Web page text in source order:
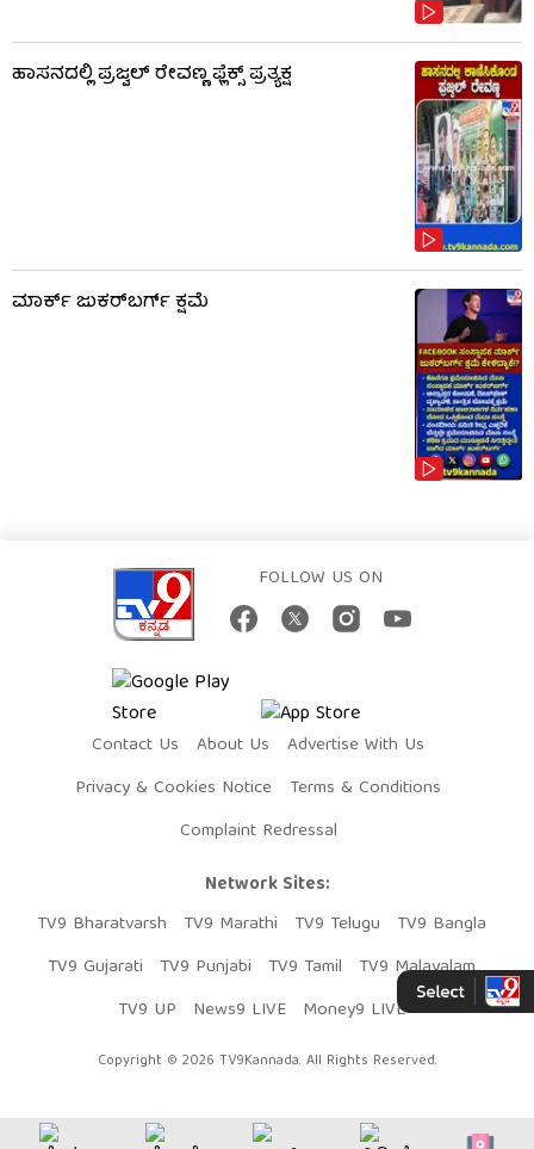
ಹಾಸನದಲ್ಲಿ ಪ್ರಜ್ವಲ್ ರೇವಣ್ಣ ಫ್ಲೆಕ್ಸ್ ಪ್ರತ್ಯಕ್ಷ
ಮಾರ್ಕ್ ಜುಕರ್‌ಬರ್ಗ್ ಕ್ಷಮೆ
FOLLOW US ON
Contact Us About Us
Advertise With Us
Privacy & Cookies Notice
Terms & Conditions
Complaint Redressal
Network Sites:
TV9 Bharatvarsh
TV9 Marathi TV9 Telugu
TV9 Bangla
TV9 Gujarati
TV9 Punjabi TV9 Tamil
TV9 Malayalam
TV9 UP
News9 LIVE Money9 LIVE
Copyright © 2026 TV9Kannada. All Rights Reserved.